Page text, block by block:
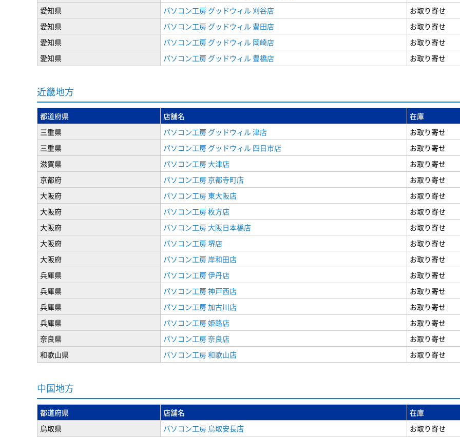
愛知県
パソコン工房 グッドウィル 刈谷店
お取り寄せ
愛知県
パソコン工房 グッドウィル 豊田店
お取り寄せ
愛知県
パソコン工房 グッドウィル 岡崎店
お取り寄せ
愛知県
パソコン工房 グッドウィル 豊橋店 お取り寄せ
近畿地方
都道府県 店舗名
在庫
三重県
パソコン工房 グッドウィル 津店
お取り寄せ
三重県
パソコン工房 グッドウィル 四日市店
お取り寄せ
滋賀県
パソコン工房 大津店
お取り寄せ
京都府
パソコン工房 京都寺町店
お取り寄せ
大阪府
パソコン工房 東大阪店
お取り寄せ
大阪府
パソコン工房 枚方店
お取り寄せ
大阪府
パソコン工房 大阪日本橋店
お取り寄せ
大阪府
パソコン工房 堺店
お取り寄せ
大阪府
パソコン工房 岸和田店
お取り寄せ
兵庫県
パソコン工房 伊丹店
お取り寄せ
兵庫県
パソコン工房 神戸西店
お取り寄せ
兵庫県
パソコン工房 加古川店
お取り寄せ
兵庫県
パソコン工房 姫路店
お取り寄せ
奈良県
パソコン工房 奈良店
お取り寄せ
和歌山県
パソコン工房 和歌山店 お取り寄せ
中国地方
都道府県 店舗名
在庫
鳥取県
パソコン工房 鳥取安長店
お取り寄せ